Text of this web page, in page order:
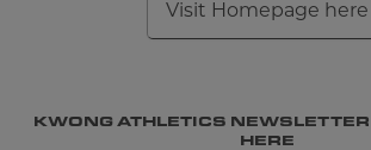
Visit Homepage here
KWONG ATHLETICS
HERE